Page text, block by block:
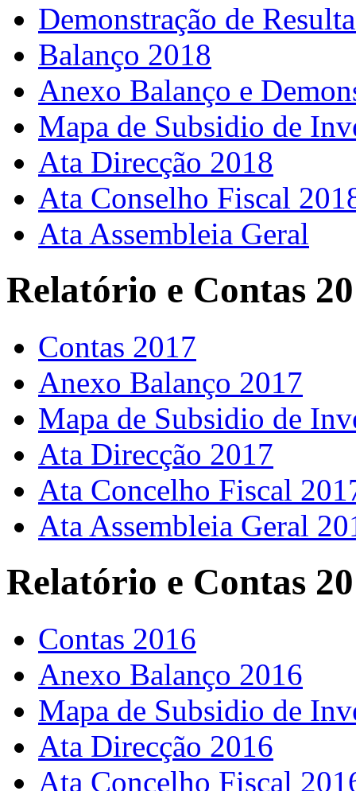
Demonstração de
Balanço 2018
Anexo Balanço e
Mapa de Subsidio de
Ata Direcção 2018
Ata Conselho Fiscal
Ata Assembleia Geral
Relatório e Contas
Contas 2017
Anexo Balanço 2017
Mapa de Subsidio de
Ata Direcção 2017
Ata Concelho Fiscal
Ata Assembleia Geral
Relatório e Contas
Contas 2016
Anexo Balanço 2016
Mapa de Subsidio de
Ata Direcção 2016
Ata Concelho Fiscal